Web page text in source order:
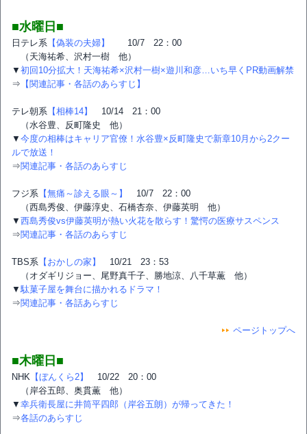
■水曜日■
日テレ系 【偽装の夫婦】
10/7 22：00
（天海祐希、沢村一樹 他）
▼ 初回10分拡大！天海祐希×沢村一樹×遊川和彦…いち早くPR動画解禁
⇒ 【関連記事・各話のあらすじ】
テレ朝系 【相棒14】
10/14 21：00
（水谷豊、反町隆史 他）
▼ 今度の相棒はキャリア官僚！水谷豊×反町隆史で新章10月から2クー
ルで放送！
⇒関連記事・各話のあらすじ
フジ系 【無痛～診える眼～】
10/7 22：00
（西島秀俊、伊藤淳史、石橋杏奈、伊藤英明 他）
▼ 西島秀俊vs伊藤英明が熱い火花を散らす！驚愕の医療サスペンス
⇒関連記事・各話のあらすじ
TBS系 【おかしの家】
10/21 23：53
（オダギリジョー、尾野真千子、勝地涼、八千草薫 他）
▼駄菓子屋を舞台に描かれるドラマ！
⇒関連記事・各話あらすじ
ページトップへ
■木曜日■
NHK 【ぼんくら2】
10/22 20：00
（岸谷五郎、奥貫薫 他）
▼ 幸兵衛長屋に井筒平四郎（岸谷五朗）が帰ってきた！
⇒各話のあらすじ